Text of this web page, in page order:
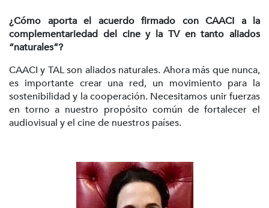
¿Cómo aporta el acuerdo firmado con CAACI a la
complementariedad del cine y la TV en tanto aliados
“naturales”?
CAACI y TAL son aliados naturales. Ahora más que nunca,
es importante crear una red, un movimiento para la
sostenibilidad y la cooperación. Necesitamos unir fuerzas
en torno a nuestro propósito común de fortalecer el
audiovisual y el cine de nuestros países.